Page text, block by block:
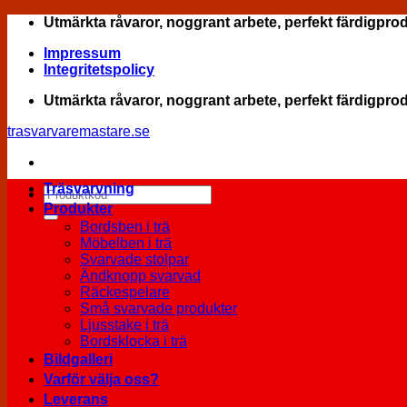
Skip
content
Utmärkta råvaror, noggrant arbete, perfekt
Impressum
Integritetspolicy
Utmärkta råvaror, noggrant arbete, perfekt
trasvarvaremastare.se
Sök
efter:
Träsvarvning
Produkter
Bordsben i trä
Möbelben i trä
Svarvade stolpar
Ändknopp svarvad
Räckespelare
Små svarvade produkter
Ljusstake i trä
Bordsklocka i trä
Bildgalleri
Varför välja oss?
Leverans